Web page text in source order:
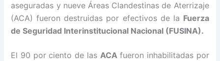
aseguradas y nueve Áreas Clandestinas de Aterrizaje
(ACA) fueron destruidas por efectivos de la Fuerza
de Seguridad Interinstitucional Nacional (FUSINA).
El 90 por ciento de las ACA fueron inhabilitadas por